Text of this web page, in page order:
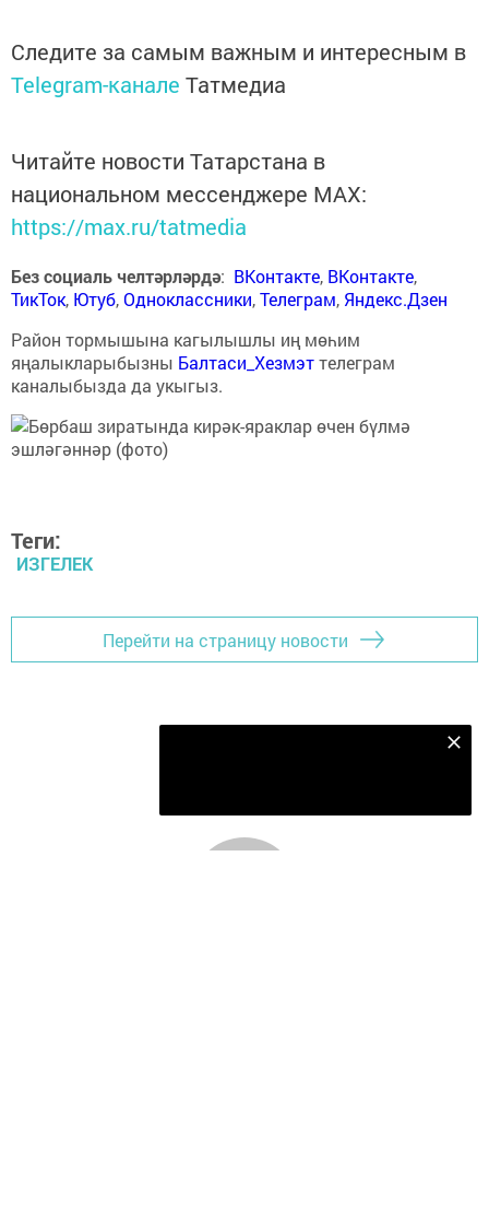
Следите за самым важным и интересным в
Telegram-канале Татмедиа
Читайте новости Татарстана в
национальном мессенджере MАХ:
https://max.ru/tatmedia
Без социаль челтәрләрдә: ВКонтакте, ВКонтакте,
ТикТок, Ютуб,Одноклассники,Телеграм, Яндекс.Дзен
Район тормышына кагылышлы иң мөһим
яңалыкларыбызны Балтаси_Хезмэттелеграм
каналыбызда да укыгыз.
Теги:
ИЗГЕЛЕК
Перейти на страницу новости